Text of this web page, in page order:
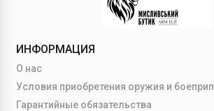
ИНФОРМАЦИЯ
О нас
Условия приобретения оружия и
Гарантийные обязательства